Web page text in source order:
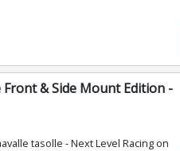
& Side Mount Edition -
tasolle - Next Level Racing on